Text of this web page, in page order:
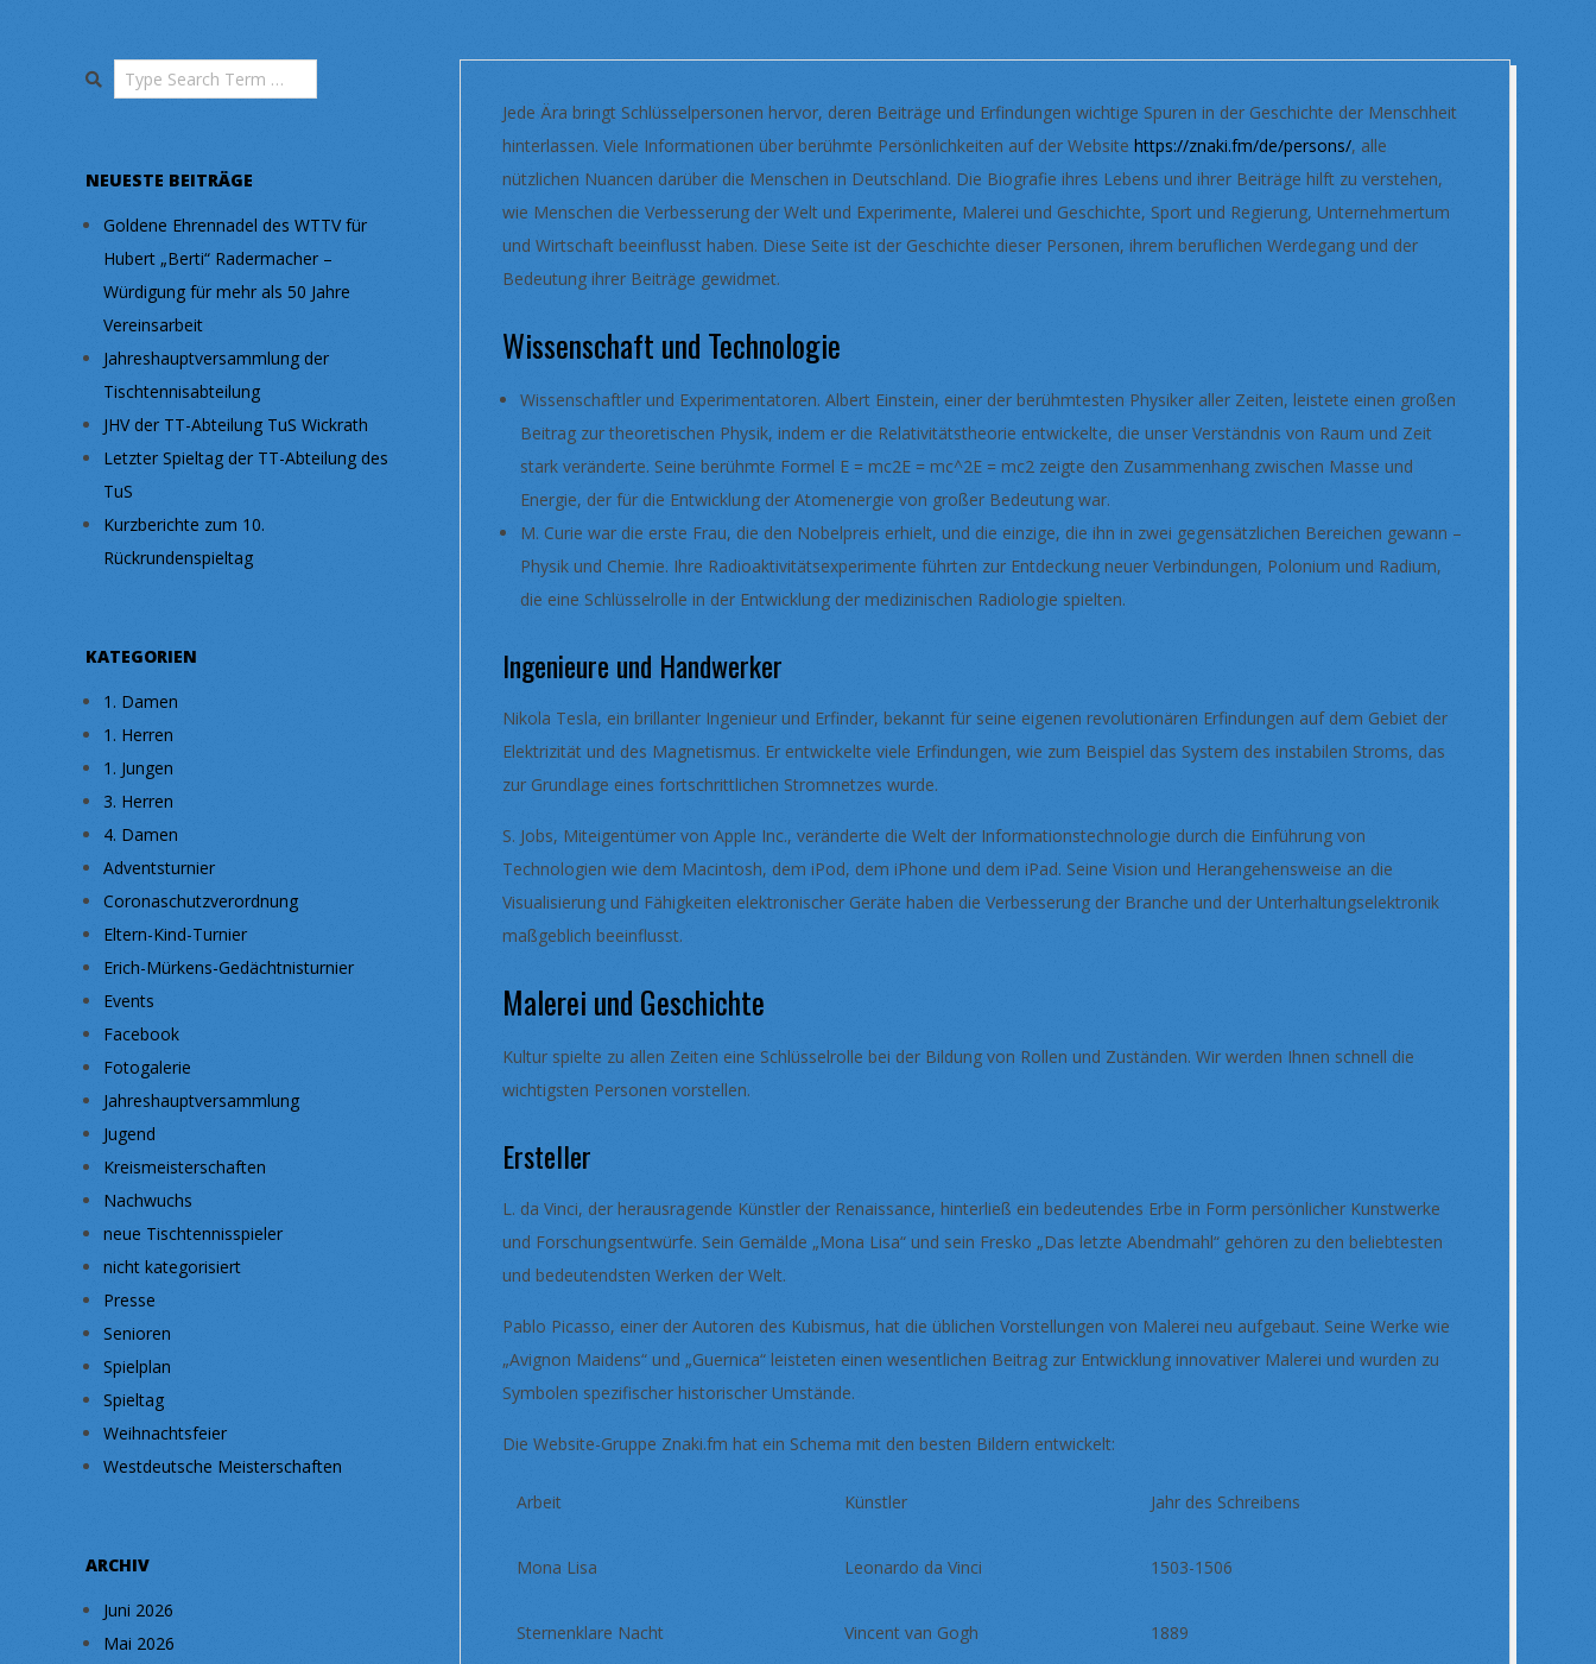
Jede Ära bringt Schlüsselpersonen hervor, deren Beiträge und Erfindungen wichtige Spuren in der Geschichte der Menschheit
hinterlassen. Viele Informationen über berühmte Persönlichkeiten auf der Website https://znaki.fm/de/persons/, alle
nützlichen Nuancen darüber die Menschen in Deutschland. Die Biografie ihres Lebens und ihrer Beiträge hilft zu verstehen,
wie Menschen die Verbesserung der Welt und Experimente, Malerei und Geschichte, Sport und Regierung, Unternehmertum
und Wirtschaft beeinflusst haben. Diese Seite ist der Geschichte dieser Personen, ihrem beruflichen Werdegang und der
Bedeutung ihrer Beiträge gewidmet.
Wissenschaft und Technologie
Wissenschaftler und Experimentatoren. Albert Einstein, einer der berühmtesten Physiker aller Zeiten, leistete einen großen
Beitrag zur theoretischen Physik, indem er die Relativitätstheorie entwickelte, die unser Verständnis von Raum und Zeit
stark veränderte. Seine berühmte Formel E = mc2E = mc^2E = mc2 zeigte den Zusammenhang zwischen Masse und
Energie, der für die Entwicklung der Atomenergie von großer Bedeutung war.
M. Curie war die erste Frau, die den Nobelpreis erhielt, und die einzige, die ihn in zwei gegensätzlichen Bereichen gewann –
Physik und Chemie. Ihre Radioaktivitätsexperimente führten zur Entdeckung neuer Verbindungen, Polonium und Radium,
die eine Schlüsselrolle in der Entwicklung der medizinischen Radiologie spielten.
Ingenieure und Handwerker
Nikola Tesla, ein brillanter Ingenieur und Erfinder, bekannt für seine eigenen revolutionären Erfindungen auf dem Gebiet der
Elektrizität und des Magnetismus. Er entwickelte viele Erfindungen, wie zum Beispiel das System des instabilen Stroms, das
zur Grundlage eines fortschrittlichen Stromnetzes wurde.
S. Jobs, Miteigentümer von Apple Inc., veränderte die Welt der Informationstechnologie durch die Einführung von
Technologien wie dem Macintosh, dem iPod, dem iPhone und dem iPad. Seine Vision und Herangehensweise an die
Visualisierung und Fähigkeiten elektronischer Geräte haben die Verbesserung der Branche und der Unterhaltungselektronik
maßgeblich beeinflusst.
Malerei und Geschichte
Kultur spielte zu allen Zeiten eine Schlüsselrolle bei der Bildung von Rollen und Zuständen. Wir werden Ihnen schnell die
wichtigsten Personen vorstellen.
Ersteller
L. da Vinci, der herausragende Künstler der Renaissance, hinterließ ein bedeutendes Erbe in Form persönlicher Kunstwerke
und Forschungsentwürfe. Sein Gemälde „Mona Lisa“ und sein Fresko „Das letzte Abendmahl“ gehören zu den beliebtesten
und bedeutendsten Werken der Welt.
Pablo Picasso, einer der Autoren des Kubismus, hat die üblichen Vorstellungen von Malerei neu aufgebaut. Seine Werke wie
„Avignon Maidens“ und „Guernica“ leisteten einen wesentlichen Beitrag zur Entwicklung innovativer Malerei und wurden zu
Symbolen spezifischer historischer Umstände.
Die Website-Gruppe Znaki.fm hat ein Schema mit den besten Bildern entwickelt:
Arbeit Künstler Jahr des Schreibens
Mona Lisa Leonardo da Vinci 1503-1506
Sternenklare Nacht Vincent van Gogh 1889
Search
NEUESTE BEITRÄGE
Goldene Ehrennadel des WTTV für
Hubert „Berti“ Radermacher –
Würdigung für mehr als 50 Jahre
Vereinsarbeit
Jahreshauptversammlung der
Tischtennisabteilung
JHV der TT-Abteilung TuS Wickrath
Letzter Spieltag der TT-Abteilung des
TuS
Kurzberichte zum 10.
Rückrundenspieltag
KATEGORIEN
1. Damen
1. Herren
1. Jungen
3. Herren
4. Damen
Adventsturnier
Coronaschutzverordnung
Eltern-Kind-Turnier
Erich-Mürkens-Gedächtnisturnier
Events
Facebook
Fotogalerie
Jahreshauptversammlung
Jugend
Kreismeisterschaften
Nachwuchs
neue Tischtennisspieler
nicht kategorisiert
Presse
Senioren
Spielplan
Spieltag
Weihnachtsfeier
Westdeutsche Meisterschaften
ARCHIV
Juni 2026
Mai 2026